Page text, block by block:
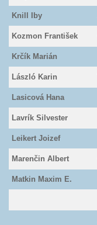
Knill Iby
Kozmon František
Krčík Marián
László Karin
Lasicová Hana
Lavrík Silvester
Leikert Joizef
Marenčin Albert
Matkin Maxim E.